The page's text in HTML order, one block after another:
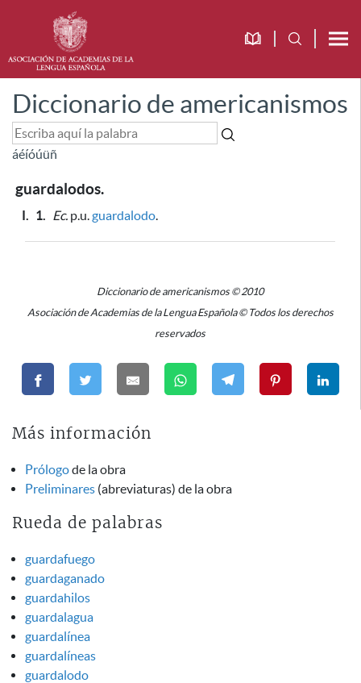
Diccionario de americanismos
áéíóúüñ
guardalodos.
I. 1. Ec. p.u.guardalodo.
Diccionario de americanismos © 2010
Asociación de Academias de la Lengua Española © Todos los derechos
reservados
Más información
Prólogode la obra
Preliminares (abreviaturas) de la obra
Rueda de palabras
guardafuego
guardaganado
guardahilos
guardalagua
guardalínea
guardalíneas
guardalodo